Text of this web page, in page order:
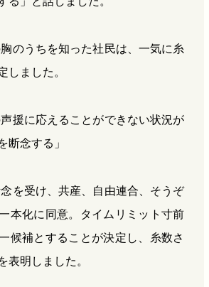
のうちを知った社民は、一気に糸
しました。
援に応えることができない状況が
断念する」
を受け、共産、自由連合、そうぞ
本化に同意。タイムリミット寸前
候補とすることが決定し、糸数さ
表明しました。